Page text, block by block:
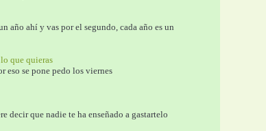
año ahí y vas por el segundo, cada año es un
que quieras
eso se pone pedo los viernes
decir que nadie te ha enseñado a gastartelo